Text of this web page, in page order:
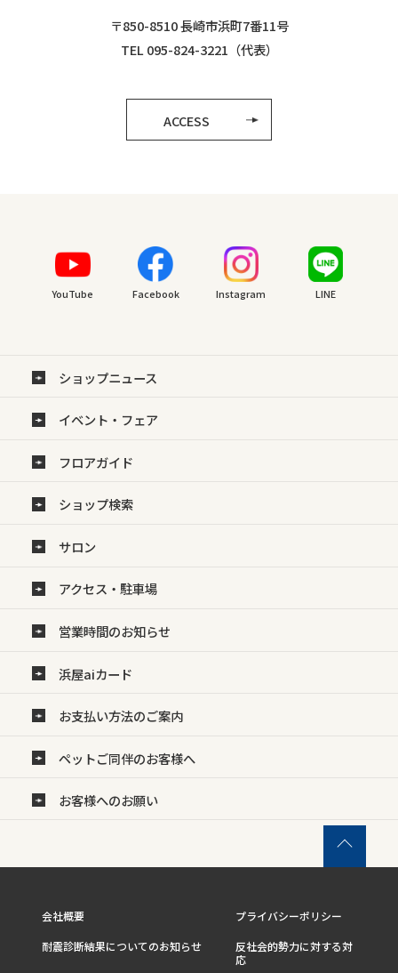
〒850-8510 長崎市浜町7番11号
TEL 095-824-3221（代表）
ACCESS
YouTube Facebook Instagram LINE
ショップニュース
イベント・フェア
フロアガイド
ショップ検索
サロン
アクセス・駐車場
営業時間のお知らせ
浜屋aiカード
お支払い方法のご案内
ペットご同伴のお客様へ
お客様へのお願い
会社概要
プライバシーポリシー
耐震診断結果についてのお知らせ
反社会的勢力に対する対
応